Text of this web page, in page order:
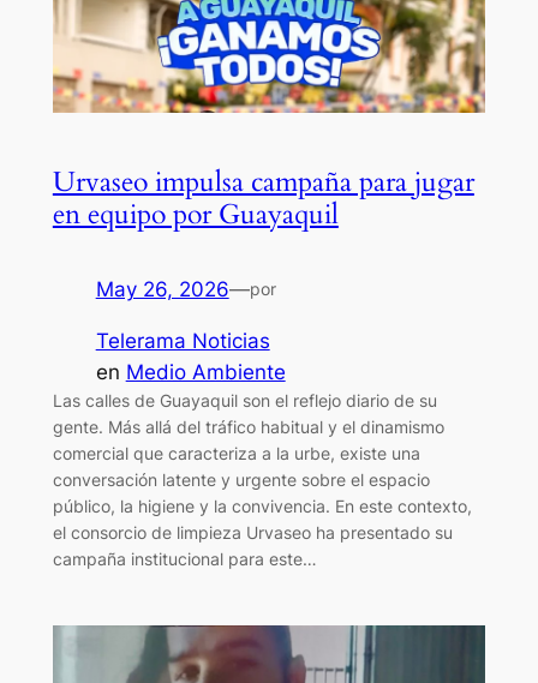
Urvaseo impulsa campaña para jugar
en equipo por Guayaquil
May 26, 2026—por
Telerama Noticias
en Medio Ambiente
Las calles de Guayaquil son el reflejo diario de su
gente. Más allá del tráfico habitual y el dinamismo
comercial que caracteriza a la urbe, existe una
conversación latente y urgente sobre el espacio
público, la higiene y la convivencia. En este contexto,
el consorcio de limpieza Urvaseo ha presentado su
campaña institucional para este…